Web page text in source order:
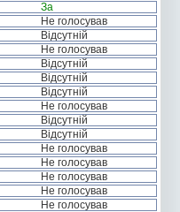
За
Не голосував
Відсутній
Не голосував
Відсутній
Відсутній
Відсутній
Не голосував
Відсутній
Відсутній
Не голосував
Не голосував
Не голосував
Не голосував
Не голосував